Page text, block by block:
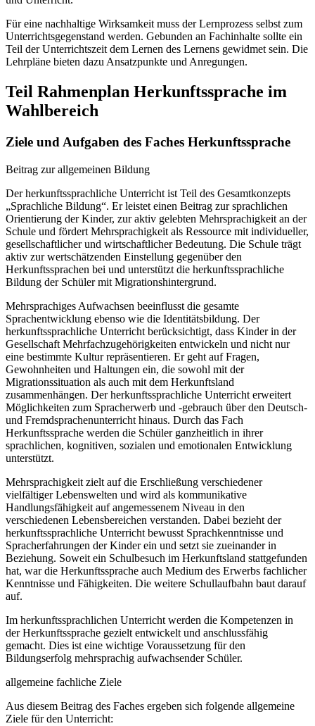
Für eine nachhaltige Wirksamkeit muss der Lernprozess selbst zum
Unterrichtsgegenstand werden. Gebunden an Fachinhalte sollte ein
Teil der Unterrichtszeit dem Lernen des Lernens gewidmet sein. Die
Lehrpläne bieten dazu Ansatzpunkte und Anregungen.
Teil Rahmenplan Herkunftssprache im
Wahlbereich
Ziele und Aufgaben des Faches Herkunftssprache
Beitrag zur allgemeinen Bildung
Der herkunftssprachliche Unterricht ist Teil des Gesamtkonzepts
„Sprachliche Bildung“. Er leistet einen Beitrag zur sprachlichen
Orientierung der Kinder, zur aktiv gelebten Mehrsprachigkeit an der
Schule und fördert Mehrsprachigkeit als Ressource mit individueller,
gesellschaftlicher und wirtschaftlicher Bedeutung. Die Schule trägt
aktiv zur wertschätzenden Einstellung gegenüber den
Herkunftssprachen bei und unterstützt die herkunftssprachliche
Bildung der Schüler mit Migrationshintergrund.
Mehrsprachiges Aufwachsen beeinflusst die gesamte
Sprachentwicklung ebenso wie die Identitätsbildung. Der
herkunftssprachliche Unterricht berücksichtigt, dass Kinder in der
Gesellschaft Mehrfachzugehörigkeiten entwickeln und nicht nur
eine bestimmte Kultur repräsentieren. Er geht auf Fragen,
Gewohnheiten und Haltungen ein, die sowohl mit der
Migrationssituation als auch mit dem Herkunftsland
zusammenhängen. Der herkunftssprachliche Unterricht erweitert
Möglichkeiten zum Spracherwerb und -gebrauch über den Deutsch-
und Fremdsprachenunterricht hinaus. Durch das Fach
Herkunftssprache werden die Schüler ganzheitlich in ihrer
sprachlichen, kognitiven, sozialen und emotionalen Entwicklung
unterstützt.
Mehrsprachigkeit zielt auf die Erschließung verschiedener
vielfältiger Lebenswelten und wird als kommunikative
Handlungsfähigkeit auf angemessenem Niveau in den
verschiedenen Lebensbereichen verstanden. Dabei bezieht der
herkunftssprachliche Unterricht bewusst Sprachkenntnisse und
Spracherfahrungen der Kinder ein und setzt sie zueinander in
Beziehung. Soweit ein Schulbesuch im Herkunftsland stattgefunden
hat, war die Herkunftssprache auch Medium des Erwerbs fachlicher
Kenntnisse und Fähigkeiten. Die weitere Schullaufbahn baut darauf
auf.
Im herkunftssprachlichen Unterricht werden die Kompetenzen in
der Herkunftssprache gezielt entwickelt und anschlussfähig
gemacht. Dies ist eine wichtige Voraussetzung für den
Bildungserfolg mehrsprachig aufwachsender Schüler.
allgemeine fachliche Ziele
Aus diesem Beitrag des Faches ergeben sich folgende allgemeine
Ziele für den Unterricht: